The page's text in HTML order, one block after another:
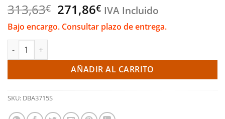
313,63€ El
precio
original
313,63€.
271,86€El
precio
actual
271,86€.
IVA Incluido
Bajo encargo. Consultar plazo de entrega.
Discos de freno traseros 252x9mm Street Series T2 - Suzuki
AÑADIR AL CARRITO
SKU: DBA3715S